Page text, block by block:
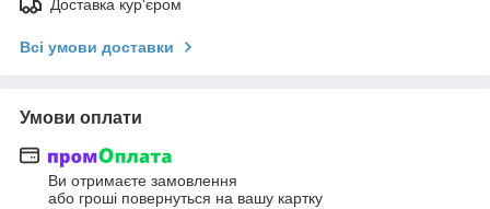
Доставка кур'єром
Всі умови доставки
Умови оплати
Ви отримаєте замовлення
або гроші повернуться на вашу картку